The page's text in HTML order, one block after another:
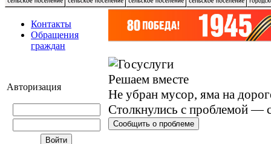
Контакты
Обращения
граждан
Авторизация
Решаем вместе
Не убран мусор, яма на
Столкнулись с проблемой —
Сообщить о проблеме